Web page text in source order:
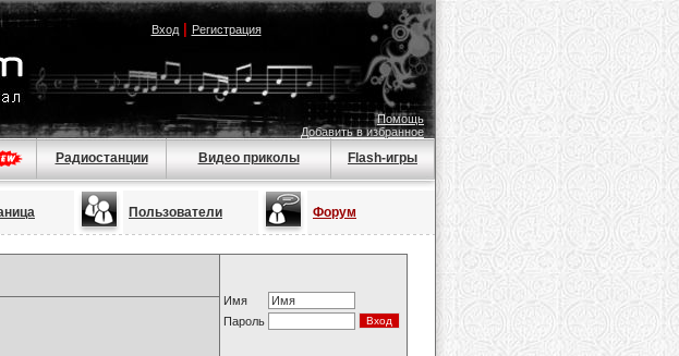
Вход| Регистрация
Помощь
Добавить в избранное
Радиостанции Видео приколы Flash-игры
Пользователи Форум
Имя
Пароль